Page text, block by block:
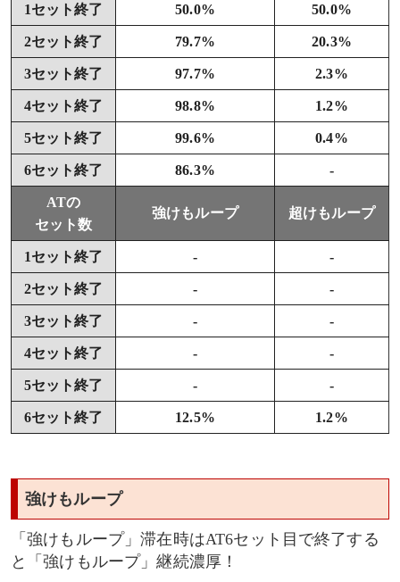
1セット終了 50.0% 50.0%
2セット終了 79.7% 20.3%
3セット終了 97.7% 2.3%
4セット終了 98.8% 1.2%
5セット終了 99.6% 0.4%
6セット終了 86.3% -
ATの
セット数
強けもループ 超けもループ
1セット終了 - -
2セット終了 - -
3セット終了 - -
4セット終了 - -
5セット終了 - -
6セット終了 12.5% 1.2%
強けもループ
「強けもループ」滞在時はAT6セット目で終了する
と「強けもループ」継続濃厚！